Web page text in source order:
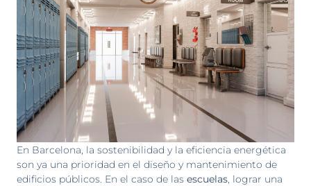
En Barcelona, la sostenibilidad y la eficiencia energética
son ya una prioridad en el diseño y mantenimiento de
edificios públicos. En el caso de las escuelas, lograr una